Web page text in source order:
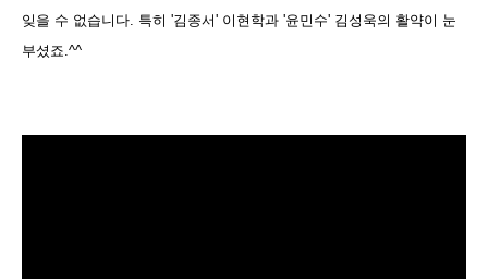
잊을 수 없습니다. 특히 '김종서' 이현학과 '윤민수' 김성욱의 활약이 눈
부셨죠.^^